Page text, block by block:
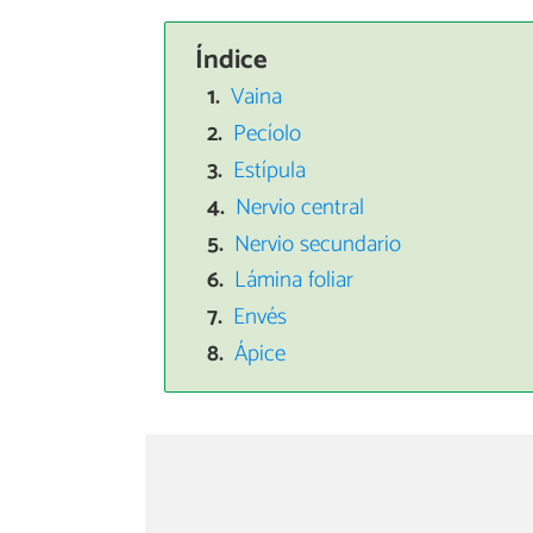
Índice
Vaina
Pecíolo
Estípula
Nervio central
Nervio secundario
Lámina foliar
Envés
Ápice